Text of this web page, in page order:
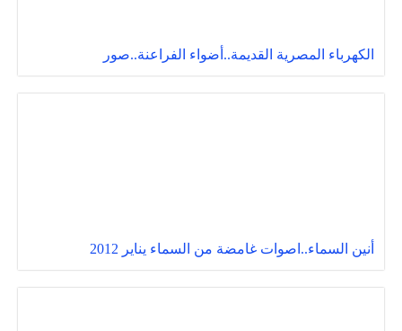
الكهرباء المصرية القديمة..أضواء الفراعنة..صور
أنين السماء..اصوات غامضة من السماء يناير 2012